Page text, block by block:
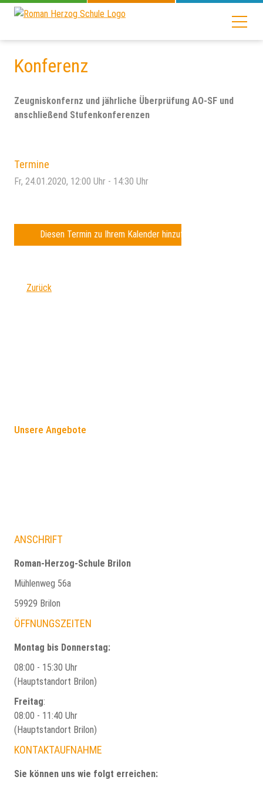
Konferenz
Zeugniskonfernz und jährliche Überprüfung AO-SF und
anschließend Stufenkonferenzen
Termine
Fr, 24.01.2020, 12:00 Uhr - 14:30 Uhr
Diesen Termin zu Ihrem Kalender hinzufügen
Zurück
Unsere Angebote
ANSCHRIFT
Roman-Herzog-Schule Brilon
Mühlenweg 56a
59929 Brilon
ÖFFNUNGSZEITEN
Montag bis Donnerstag:
08:00 - 15:30 Uhr
(Hauptstandort Brilon)
Freitag:
08:00 - 11:40 Uhr
(Hauptstandort Brilon)
KONTAKTAUFNAHME
Sie können uns wie folgt erreichen: